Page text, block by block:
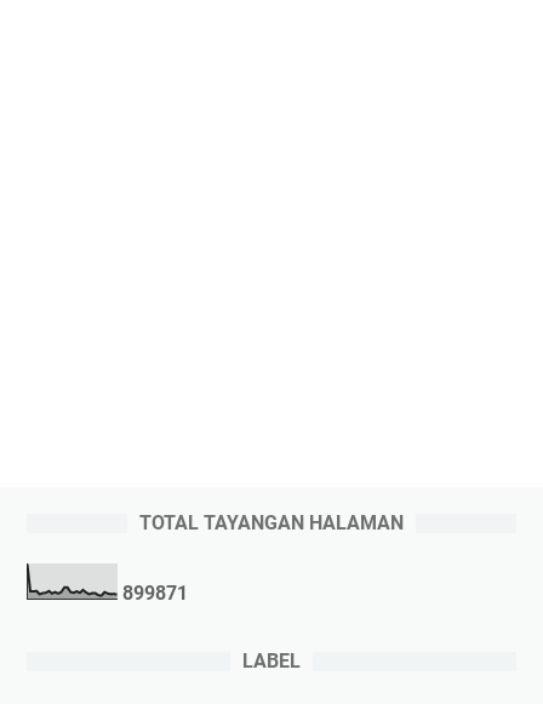
TOTAL TAYANGAN HALAMAN
899871
LABEL